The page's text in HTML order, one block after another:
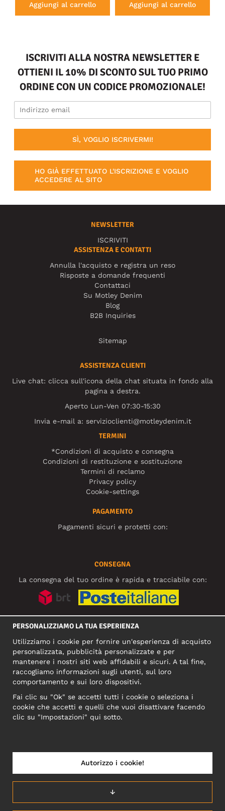
Aggiungi al carrello Aggiungi al carrello
ISCRIVITI ALLA NOSTRA NEWSLETTER E
OTTIENI IL 10% DI SCONTO SUL TUO PRIMO
ORDINE CON UN CODICE PROMOZIONALE!
SÌ, VOGLIO ISCRIVERMI!
HO GIÀ EFFETTUATO L'ISCRIZIONE E VOGLIO
ACCEDERE AL SITO
NEWSLETTER
ISCRIVITI
ASSISTENZA E CONTATTI
Annulla l'acquisto e registra un reso
Risposte a domande frequenti
Contattaci
Su Motley Denim
Blog
B2B Inquiries
Sitemap
ASSISTENZA CLIENTI
Live chat: clicca sull'icona della chat situata in fondo alla
pagina a destra.
Aperto Lun-Ven 07:30-15:30
Invia e-mail a: servizioclienti@motleydenim.it
TERMINI
*Condizioni di acquisto e consegna
Condizioni di restituzione e sostituzione
Termini di reclamo
Privacy policy
Cookie-settings
PAGAMENTO
Pagamenti sicuri e protetti con:
CONSEGNA
La consegna del tuo ordine è rapida e tracciabile con:
SOCIAL MEDIA
INDIRIZZO COMMERCIALE
Motley Denim Europe OÜ
Narva mnt 5, EE-10117 Tallinn
Reg: 12356245
NB! Non inviare i resi dei prodotti a questo indirizzo!
ITALIA/ITALIANO
PERSONALIZZIAMO LA TUA ESPERIENZA
Utilizziamo i cookie per fornire un'esperienza di acquisto
personalizzata, pubblicità personalizzate e per
mantenere i nostri siti web affidabili e sicuri. A tal fine,
raccogliamo informazioni sugli utenti, sul loro
comportamento e sui loro dispositivi.
Fai clic su "Ok" se accetti tutti i cookie o seleziona i
cookie che accetti e quelli che vuoi disattivare facendo
clic su "Impostazioni" qui sotto.
↓
Autorizzo i cookie!